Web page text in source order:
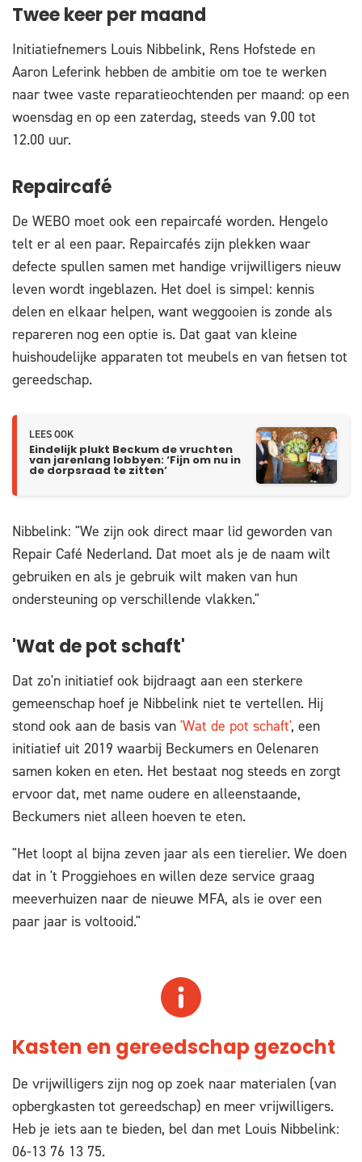
Twee keer per maand
Initiatiefnemers Louis Nibbelink, Rens Hofstede en
Aaron Leferink hebben de ambitie om toe te werken
naar twee vaste reparatieochtenden per maand: op een
woensdag en op een zaterdag, steeds van 9.00 tot
12.00 uur.
Repaircafé
De WEBO moet ook een repaircafé worden. Hengelo
telt er al een paar. Repaircafés zijn plekken waar
defecte spullen samen met handige vrijwilligers nieuw
leven wordt ingeblazen. Het doel is simpel: kennis
delen en elkaar helpen, want weggooien is zonde als
repareren nog een optie is. Dat gaat van kleine
huishoudelijke apparaten tot meubels en van fietsen tot
gereedschap.
LEES OOK
Eindelijk plukt Beckum de vruchten
van jarenlang lobbyen: ‘Fijn om nu in
de dorpsraad te zitten’
Nibbelink: "We zijn ook direct maar lid geworden van
Repair Café Nederland. Dat moet als je de naam wilt
gebruiken en als je gebruik wilt maken van hun
ondersteuning op verschillende vlakken."
'Wat de pot schaft'
Dat zo'n initiatief ook bijdraagt aan een sterkere
gemeenschap hoef je Nibbelink niet te vertellen. Hij
stond ook aan de basis van 'Wat de pot schaft', een
initiatief uit 2019 waarbij Beckumers en Oelenaren
samen koken en eten. Het bestaat nog steeds en zorgt
ervoor dat, met name oudere en alleenstaande,
Beckumers niet alleen hoeven te eten.
"Het loopt al bijna zeven jaar als een tierelier. We doen
dat in 't Proggiehoes en willen deze service graag
meeverhuizen naar de nieuwe MFA, als ie over een
paar jaar is voltooid."
Kasten en gereedschap gezocht
De vrijwilligers zijn nog op zoek naar materialen (van
opbergkasten tot gereedschap) en meer vrijwilligers.
Heb je iets aan te bieden, bel dan met Louis Nibbelink:
06-13 76 13 75.